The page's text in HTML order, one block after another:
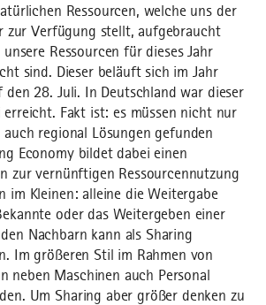
Ressourcen, welche uns der
zur Verfügung stellt, aufgebraucht
Ressourcen für dieses Jahr
sind. Dieser beläuft sich im Jahr
28. Juli. In Deutschland war dieser
erreicht. Fakt ist: es müssen nicht nur
regional Lösungen gefunden
Economy bildet dabei einen
zur vernünftigen Ressourcennutzung
im Kleinen: alleine die Weitergabe
oder das Weitergeben einer
Nachbarn kann als Sharing
Im größeren Stil im Rahmen von
neben Maschinen auch Personal
Um Sharing aber größer denken zu